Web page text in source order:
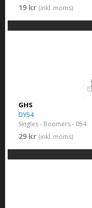
19 kr (inkl. moms)
GHS
DY54
Singles - Boomers - 054
29 kr (inkl. moms)